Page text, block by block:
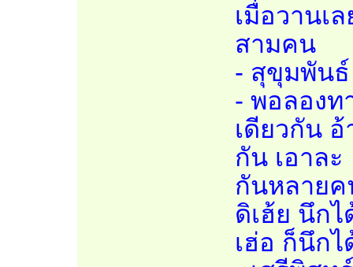
เมื่อวานเ
สามคน
- สุขุมพัน
- พอลองท
เดียวกัน
กัน เอาล
กันหลาย
ดิเฮ้ย นึก
เฮ่อ ก็นึก